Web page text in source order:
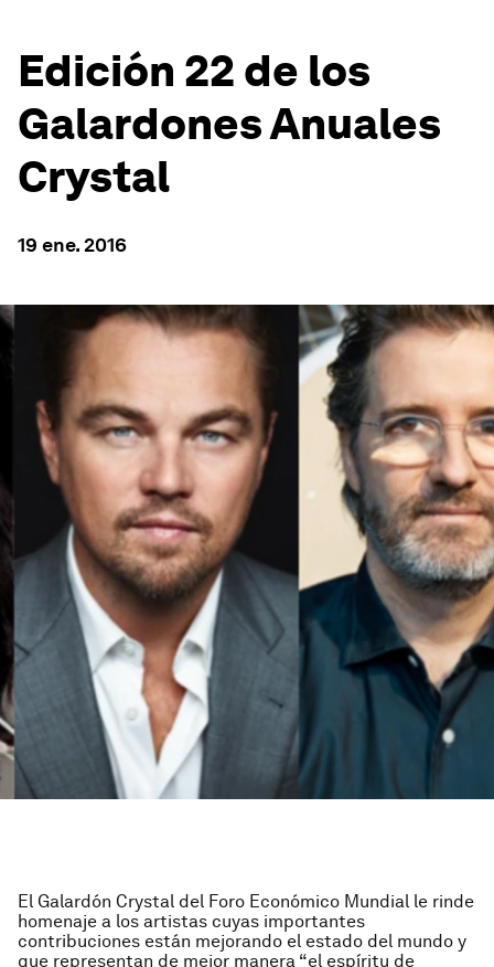
Edición 22 de los
Galardones Anuales
Crystal
19 ene. 2016
El Galardón Crystal del Foro Económico Mundial le rinde
homenaje a los artistas cuyas importantes
contribuciones están mejorando el estado del mundo y
que representan de mejor manera “el espíritu de